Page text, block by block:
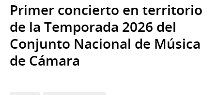
Primer concierto en territorio
de la Temporada 2026 del
Conjunto Nacional de Música
de Cámara